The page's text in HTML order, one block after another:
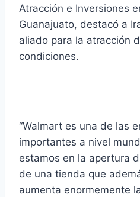
Atracción e Inversiones
Guanajuato, destacó a
aliado para la atracción
condiciones.
“Walmart es una de las
importantes a nivel
estamos en la apertura
de una tienda que
aumenta enormemente